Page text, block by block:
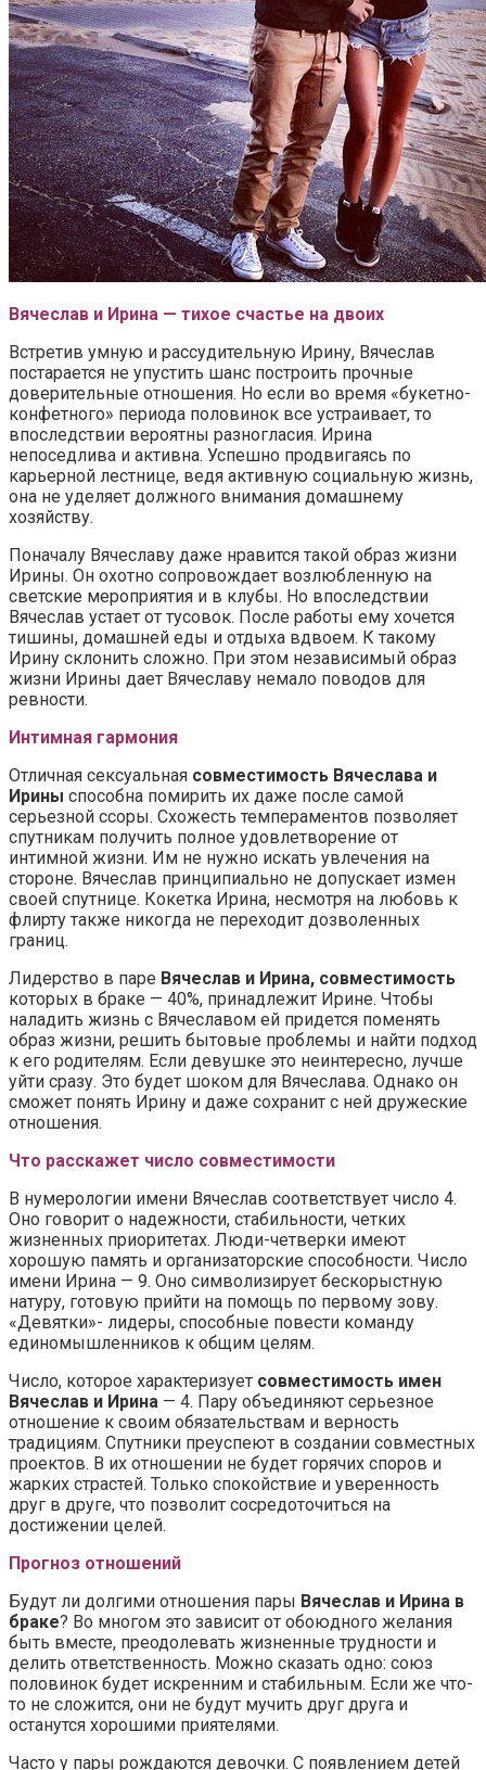
Вячеслав и Ирина — тихое счастье на двоих
Встретив умную и рассудительную Ирину, Вячеслав
постарается не упустить шанс построить прочные
доверительные отношения. Но если во время «букетно-
конфетного» периода половинок все устраивает, то
впоследствии вероятны разногласия. Ирина
непоседлива и активна. Успешно продвигаясь по
карьерной лестнице, ведя активную социальную жизнь,
она не уделяет должного внимания домашнему
хозяйству.
Поначалу Вячеславу даже нравится такой образ жизни
Ирины. Он охотно сопровождает возлюбленную на
светские мероприятия и в клубы. Но впоследствии
Вячеслав устает от тусовок. После работы ему хочется
тишины, домашней еды и отдыха вдвоем. К такому
Ирину склонить сложно. При этом независимый образ
жизни Ирины дает Вячеславу немало поводов для
ревности.
Интимная гармония
Отличная сексуальная совместимость Вячеслава и
Ирины способна помирить их даже после самой
серьезной ссоры. Схожесть темпераментов позволяет
спутникам получить полное удовлетворение от
интимной жизни. Им не нужно искать увлечения на
стороне. Вячеслав принципиально не допускает измен
своей спутнице. Кокетка Ирина, несмотря на любовь к
флирту также никогда не переходит дозволенных
границ.
Лидерство в паре Вячеслав и Ирина, совместимость
которых в браке — 40%, принадлежит Ирине. Чтобы
наладить жизнь с Вячеславом ей придется поменять
образ жизни, решить бытовые проблемы и найти подход
к его родителям. Если девушке это неинтересно, лучше
уйти сразу. Это будет шоком для Вячеслава. Однако он
сможет понять Ирину и даже сохранит с ней дружеские
отношения.
Что расскажет число совместимости
В нумерологии имени Вячеслав соответствует число 4.
Оно говорит о надежности, стабильности, четких
жизненных приоритетах. Люди-четверки имеют
хорошую память и организаторские способности. Число
имени Ирина — 9. Оно символизирует бескорыстную
натуру, готовую прийти на помощь по первому зову.
«Девятки»- лидеры, способные повести команду
единомышленников к общим целям.
Число, которое характеризует совместимость имен
Вячеслав и Ирина — 4. Пару объединяют серьезное
отношение к своим обязательствам и верность
традициям. Спутники преуспеют в создании совместных
проектов. В их отношении не будет горячих споров и
жарких страстей. Только спокойствие и уверенность
друг в друге, что позволит сосредоточиться на
достижении целей.
Прогноз отношений
Будут ли долгими отношения пары Вячеслав и Ирина в
браке? Во многом это зависит от обоюдного желания
быть вместе, преодолевать жизненные трудности и
делить ответственность. Можно сказать одно: союз
половинок будет искренним и стабильным. Если же что-
то не сложится, они не будут мучить друг друга и
останутся хорошими приятелями.
Часто у пары рождаются девочки. С появлением детей